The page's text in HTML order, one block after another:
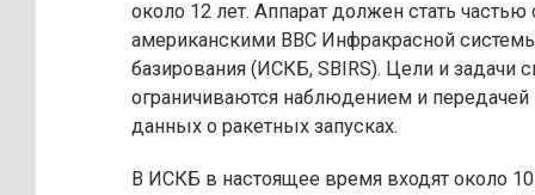
около 12 лет. Аппарат должен стать
американскими ВВС Инфракрасной
базирования (ИСКБ, SBIRS). Цели и задачи
ограничиваются наблюдением и
данных о ракетных запусках.
В ИСКБ в настоящее время входят около